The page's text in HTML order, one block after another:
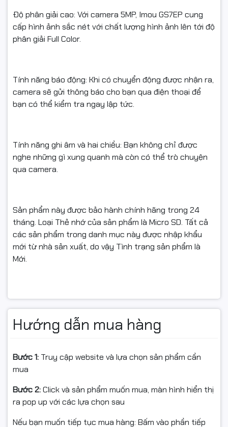
Độ phân giải cao: Với camera 5MP, Imou GS7EP cung
cấp hình ảnh sắc nét với chất lượng hình ảnh lên tới độ
phân giải Full Color.
Tính năng báo động: Khi có chuyển động được nhận ra,
camera sẽ gửi thông báo cho bạn qua điện thoại để
bạn có thể kiểm tra ngay lập tức.
Tính năng ghi âm và hai chiều: Bạn không chỉ được
nghe những gì xung quanh mà còn có thể trò chuyện
qua camera.
Sản phẩm này được bảo hành chính hãng trong 24
tháng. Loại Thẻ nhớ của sản phẩm là Micro SD. Tất cả
các sản phẩm trong danh mục này được nhập khẩu
mới từ nhà sản xuất, do vậy Tình trạng sản phẩm là
Mới.
Hướng dẫn mua hàng
Bước 1: Truy cập website và lựa chọn sản phẩm cần
mua
Bước 2:Click và sản phẩm muốn mua, màn hình hiển thị
ra pop up với các lựa chọn sau
Nếu bạn muốn tiếp tục mua hàng: Bấm vào phần tiếp